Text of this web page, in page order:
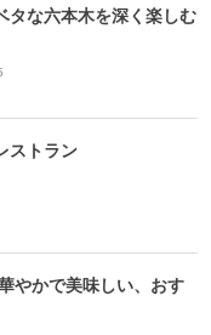
タな六本木を深く楽しむ
ストラン
やかで美味しい、おす